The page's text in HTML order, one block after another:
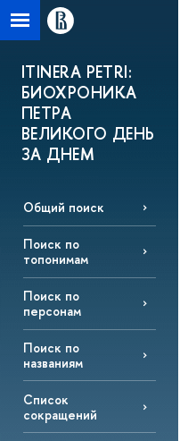
ITINERA PETRI:
БИОХРОНИКА
ПЕТРА
ВЕЛИКОГО ДЕНЬ
ЗА ДНЕМ
Общий поиск
Поиск по
топонимам
Поиск по
персонам
Поиск по
названиям
Список
сокращений